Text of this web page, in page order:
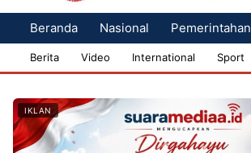
Beranda Nasional Pemerintahan
Berita Video International Sport
IKLAN